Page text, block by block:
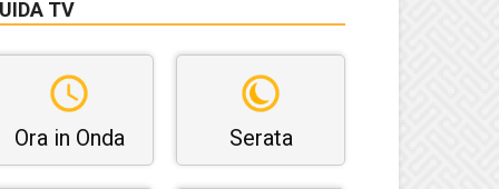
TV
Ora in Onda Serata